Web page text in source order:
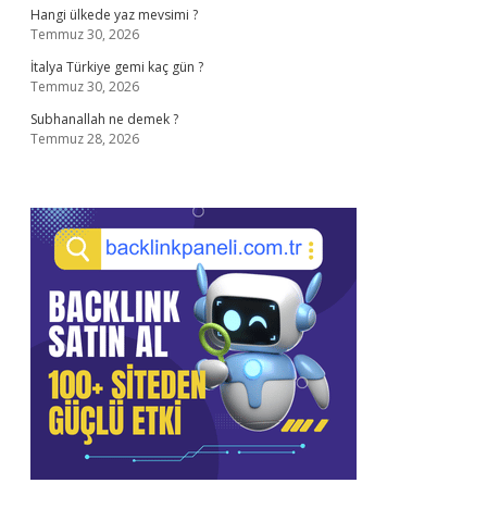
Hangi ülkede yaz mevsimi ?
Temmuz 30, 2026
İtalya Türkiye gemi kaç gün ?
Temmuz 30, 2026
Subhanallah ne demek ?
Temmuz 28, 2026